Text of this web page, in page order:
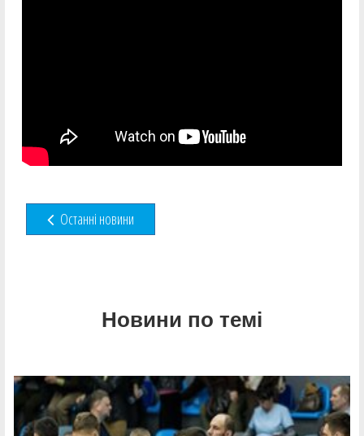
Останні новини
Новини по темі